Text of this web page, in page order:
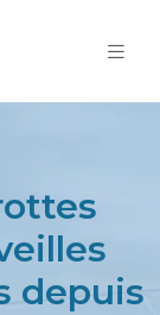
depuis